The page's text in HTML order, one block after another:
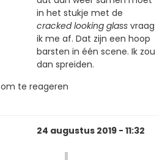
in het stukje met de
cracked looking glass vraag
ik me af. Dat zijn een hoop
barsten in één scene. Ik zou
dan spreiden.
om te reageren
24 augustus 2019 - 11:32